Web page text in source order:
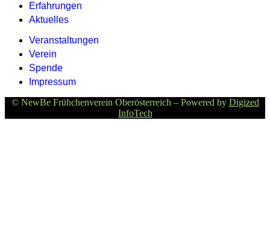
Erfahrungen
Aktuelles
Veranstaltungen
Verein
Spende
Impressum
© NewBe Frühchenverein Oberösterreich – Powered by Digized
InfoTech